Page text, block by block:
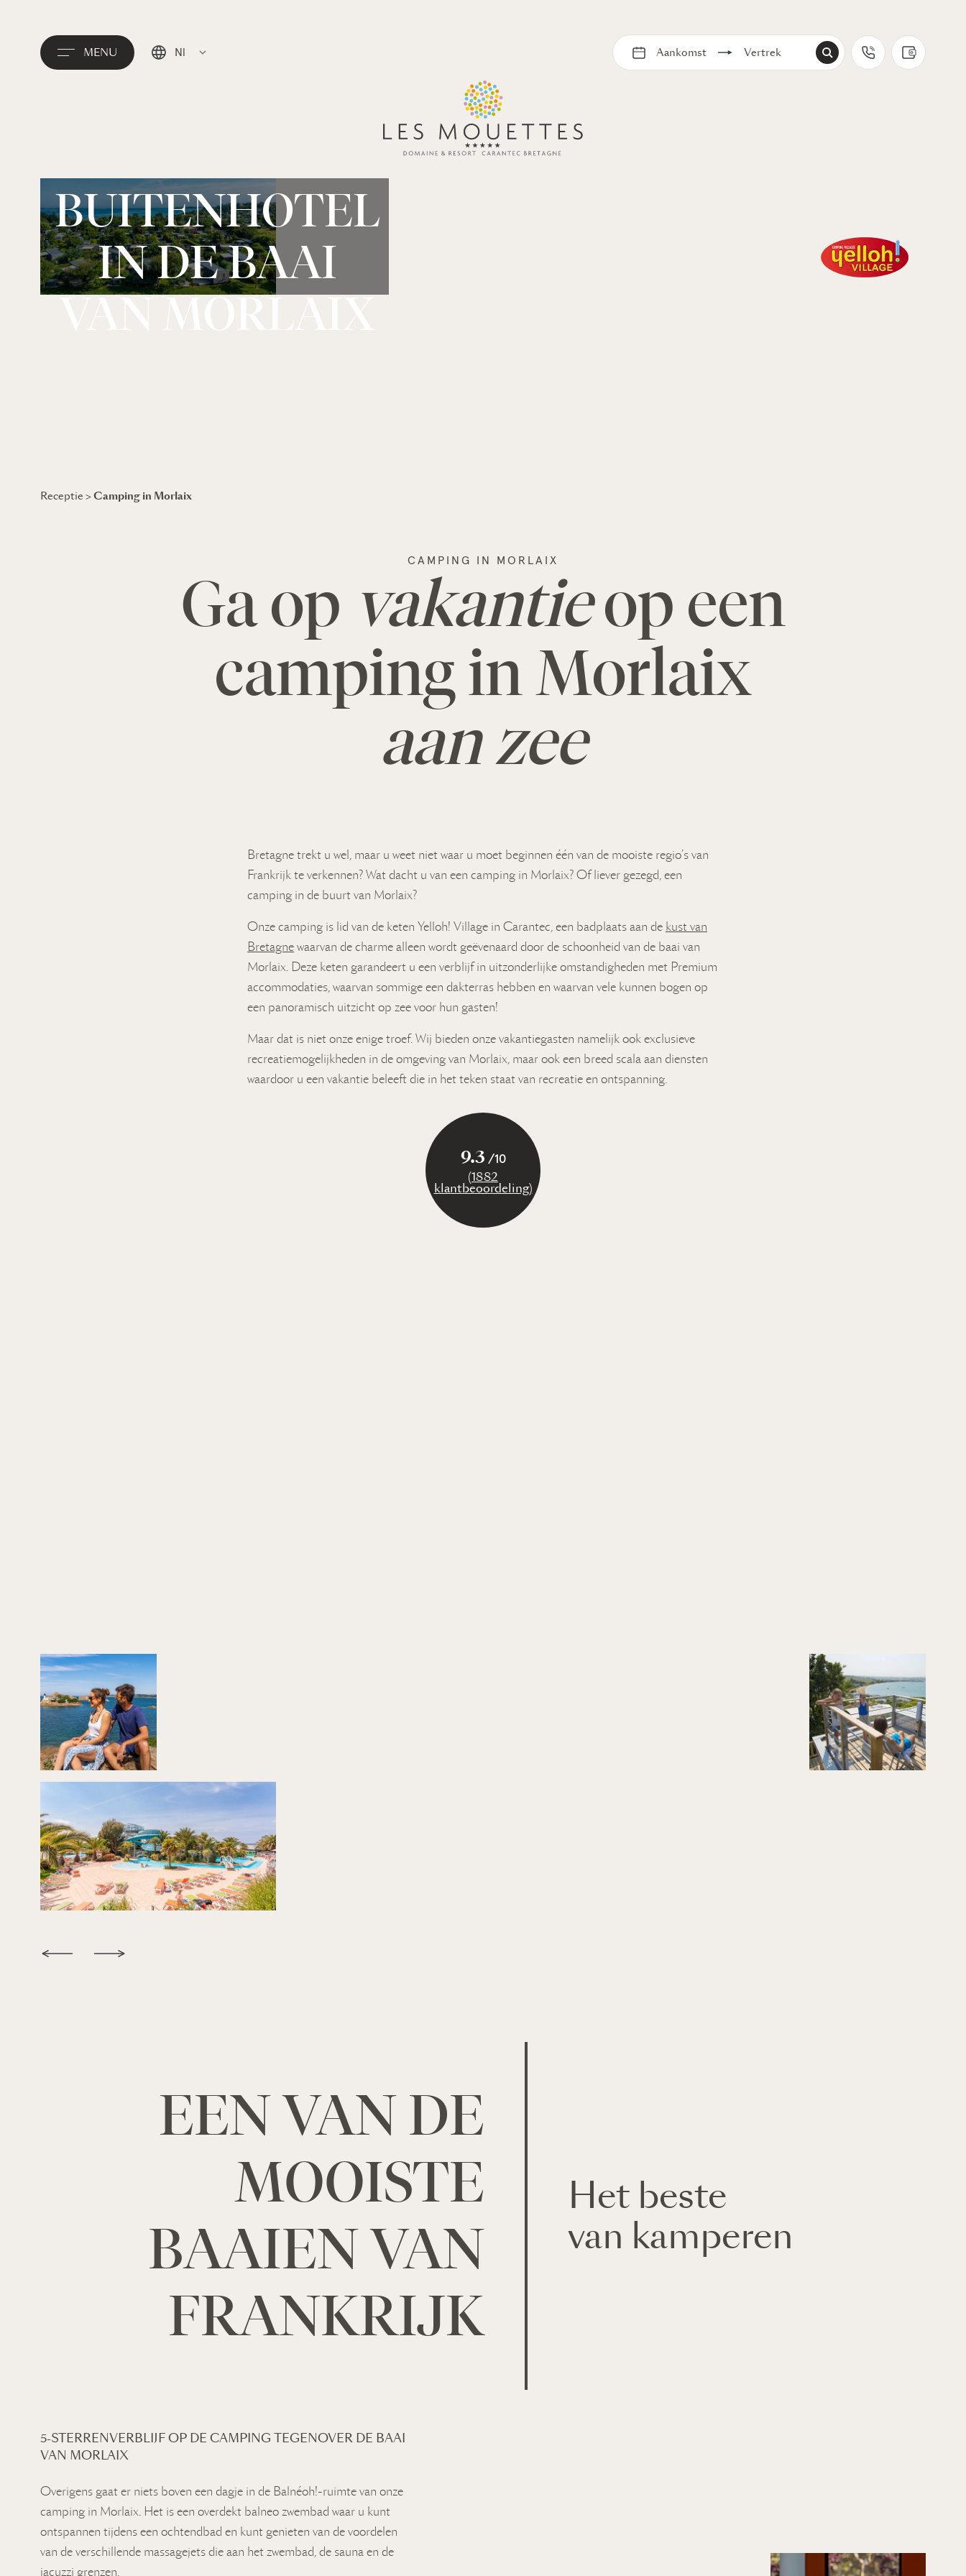
MENU Nl Aankomst Vertrek
BUITENHOTEL
IN DE BAAI
VAN MORLAIX
Receptie >Camping in Morlaix
CAMPING IN MORLAIX
Ga op vakantieop een
camping in Morlaix
aan zee
Bretagne trekt u wel, maar u weet niet waar u moet beginnen één van de mooiste regio’s van
Frankrijk te verkennen? Wat dacht u van een camping in Morlaix? Of liever gezegd, een
camping in de buurt van Morlaix?
Onze camping is lid van de keten Yelloh! Village in Carantec, een badplaats aan de kust van
Bretagnewaarvan de charme alleen wordt geëvenaard door de schoonheid van de baai van
Morlaix. Deze keten garandeert u een verblijf in uitzonderlijke omstandigheden met Premium
accommodaties, waarvan sommige een dakterras hebben en waarvan vele kunnen bogen op
een panoramisch uitzicht op zee voor hun gasten!
Maar dat is niet onze enige troef. Wij bieden onze vakantiegasten namelijk ook exclusieve
recreatiemogelijkheden in de omgeving van Morlaix, maar ook een breed scala aan diensten
waardoor u een vakantie beleeft die in het teken staat van recreatie en ontspanning.
9.3 /10
(1882
klantbeoordeling)
EEN VAN DE
MOOISTE
BAAIEN VAN
FRANKRIJK
Het beste
van kamperen
5-STERRENVERBLIJF OP DE CAMPING TEGENOVER DE BAAI
VAN MORLAIX
Overigens gaat er niets boven een dagje in de Balnéoh!-ruimte van onze
camping in Morlaix. Het is een overdekt balneo zwembad waar u kunt
ontspannen tijdens een ochtendbad en kunt genieten van de voordelen
van de verschillende massagejets die aan het zwembad, de sauna en de
jacuzzi grenzen.